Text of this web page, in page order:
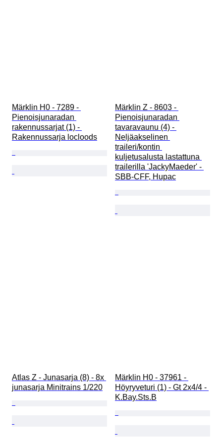
Märklin H0 - 7289 -
Pienoisjunaradan
rakennussarjat (1) -
Rakennussarja locloods
Märklin Z - 8603 -
Pienoisjunaradan
tavaravaunu (4) -
Neljäakselinen
traileri/kontin
kuljetusalusta lastattuna
trailerilla 'JackyMaeder' -
SBB-CFF, Hupac
Atlas Z - Junasarja (8) - 8x
junasarja Minitrains 1/220
Märklin H0 - 37961 -
Höyryveturi (1) - Gt 2x4/4 -
K.Bay.Sts.B